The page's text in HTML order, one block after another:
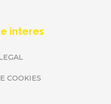
interes
COOKIES